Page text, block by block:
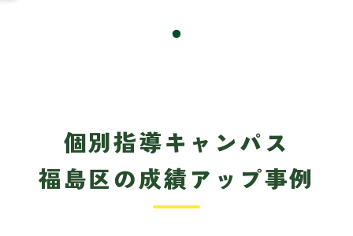
個別指導キャンパス
福島区の成績アップ事例